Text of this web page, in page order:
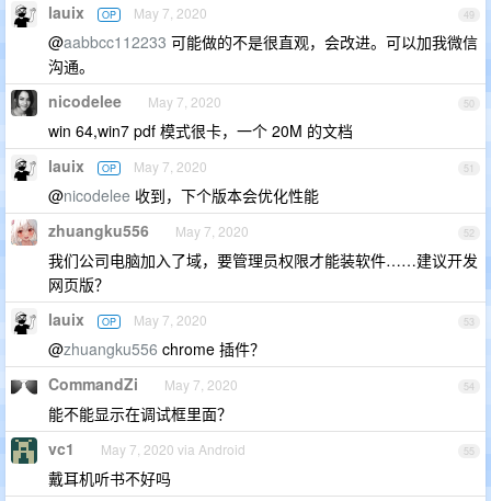
49
lauix OP May 7, 2020
@aabbcc112233 可能做的不是很直观，会改进。可以加我微信
沟通。
50
nicodelee May 7, 2020
win 64,win7 pdf 模式很卡，一个 20M 的文档
51
lauix OP May 7, 2020
@nicodelee 收到，下个版本会优化性能
52
zhuangku556 May 7, 2020
我们公司电脑加入了域，要管理员权限才能装软件……建议开发
网页版？
53
lauix OP May 7, 2020
@zhuangku556 chrome 插件？
54
CommandZi May 7, 2020
能不能显示在调试框里面？
55
vc1 May 7, 2020 via Android
戴耳机听书不好吗